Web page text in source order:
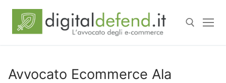
Avvocato Ecommerce Ala